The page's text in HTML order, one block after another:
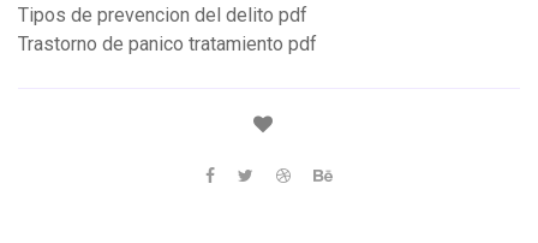
Tipos de prevencion del delito pdf
Trastorno de panico tratamiento pdf